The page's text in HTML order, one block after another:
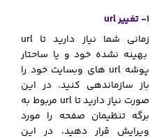
1- تغییر url
زمانی شما نیاز دارید تا url
بهینه نشده خود و یا ساحتار
پوشه url های وبسایت خود را
باز سازماندهی کنید. در این
صورت نیاز دارید تا url مربوط به
برگه تنظیمان صفحه را مورد
ویرایش قرار دهید، در این